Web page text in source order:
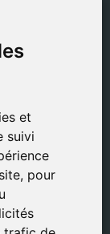
et
suivi
pour
et
suivi
pour